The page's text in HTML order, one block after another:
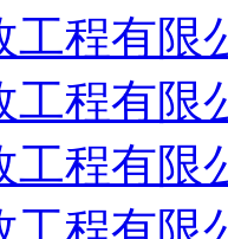
工程有限
工程有限
工程有限